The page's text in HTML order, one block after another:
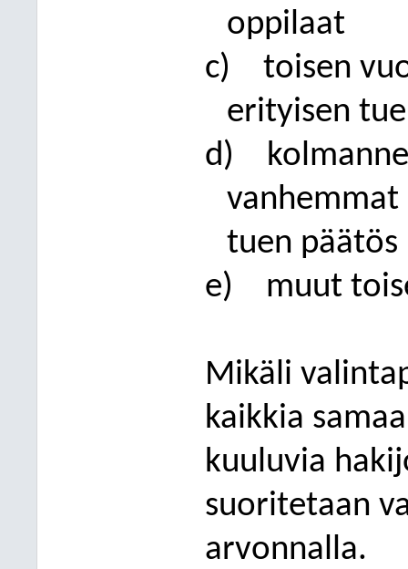
oppilaat
c)
toisen
erityisen
d)
tuen päätös
e)
muut
Mikäli
kaikkia
kuuluvia
suoritetaan
arvonnalla.